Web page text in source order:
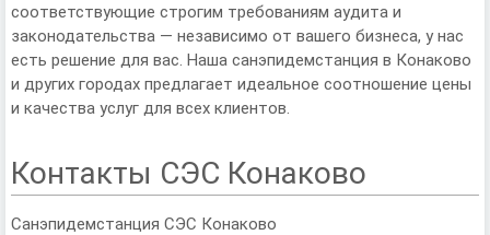
соответствующие строгим требованиям аудита и
законодательства — независимо от вашего бизнеса, у нас
есть решение для вас. Наша санэпидемстанция в Конаково
и других городах предлагает идеальное соотношение цены
и качества услуг для всех клиентов.
Контакты СЭС Конаково
Санэпидемстанция СЭС Конаково